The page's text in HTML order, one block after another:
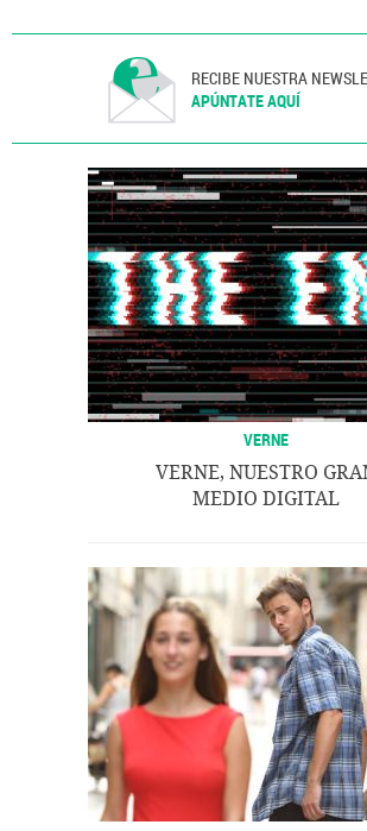
RECIBE NUESTRA
APÚNTATE AQUÍ
VERNE
VERNE, NUESTRO
MEDIO DIGITAL